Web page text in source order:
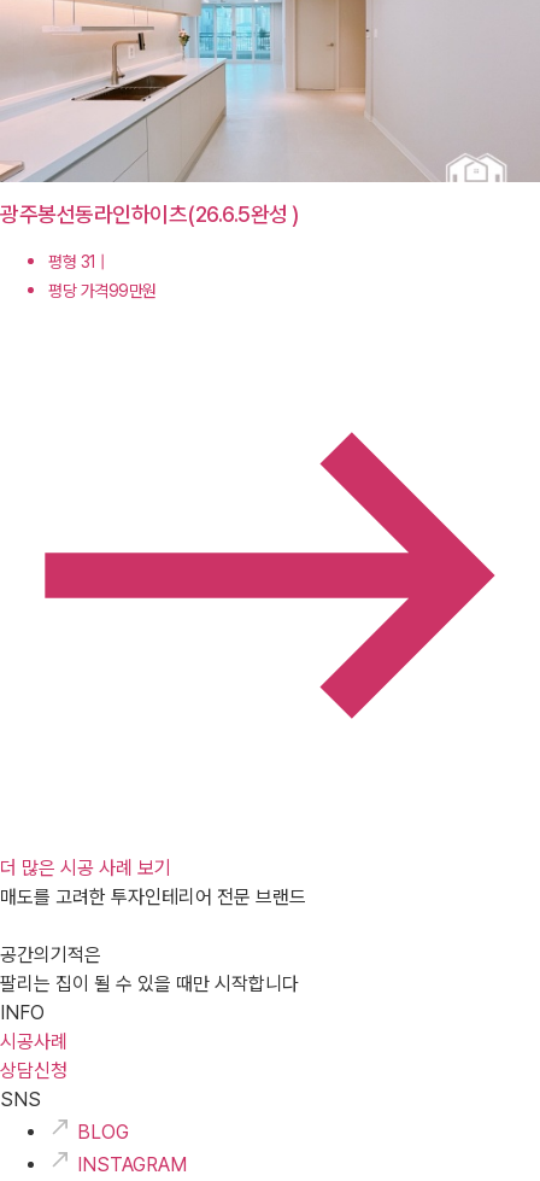
광주봉선동라인하이츠(26.6.5완성 )
평형 31 |
평당 가격99만원
더 많은 시공 사례 보기
매도를 고려한 투자인테리어 전문 브랜드
공간의기적은
팔리는 집이 될 수 있을 때만 시작합니다
INFO
시공사례
상담신청
SNS
BLOG
INSTAGRAM